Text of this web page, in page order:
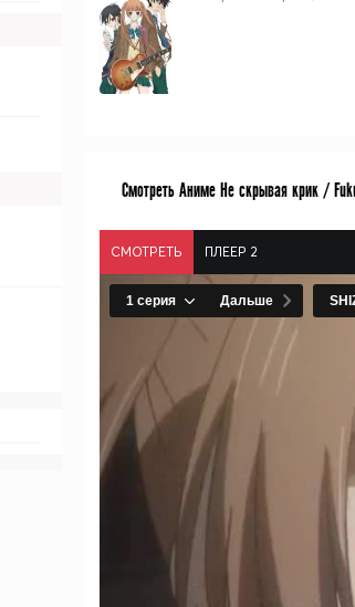
Смотреть Аниме Не скрывая крик /
СМОТРЕТЬ ПЛЕЕР 2